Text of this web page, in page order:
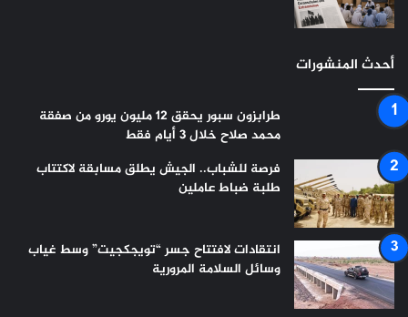
أحدث المنشورات
طرابزون سبور يحقق 12 مليون يورو من صفقة
محمد صلاح خلال 3 أيام فقط
فرصة للشباب.. الجيش يطلق مسابقة لاكتتاب
طلبة ضباط عاملين
انتقادات لافتتاح جسر “تويجكجيت” وسط غياب
وسائل السلامة المرورية